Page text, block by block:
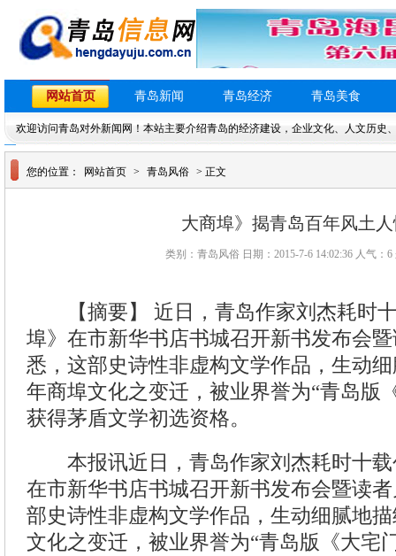
网站首页 青岛新闻 青岛经济 青岛美食
欢迎访问青岛对外新闻网！本站主要介绍青岛的经济建设，企业文化、人文历史
您的位置： 网站首页 > 青岛风俗 > 正文
大商埠》揭青岛百年风土
类别：青岛风俗 日期：2015-7-6 14:02:36 人气： 6
【摘要】 近日，青岛作家刘杰耗时
埠》在市新华书店书城召开新书发布会
悉，这部史诗性非虚构文学作品，生动
年商埠文化之变迁，被业界誉为“青岛版
获得茅盾文学初选资格。
本报讯近日，青岛作家刘杰耗时十载
在市新华书店书城召开新书发布会暨读
部史诗性非虚构文学作品，生动细腻地
文化之变迁，被业界誉为“青岛版《大宅